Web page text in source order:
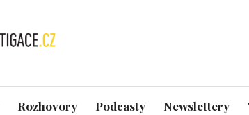
Rozhovory Podcasty Newslettery